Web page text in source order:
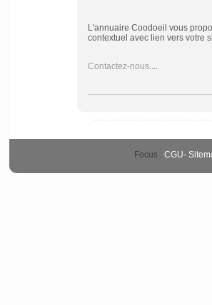
L'annuaire Coodoeil vous
contextuel avec lien vers votre
Contactez-nous....
Focus : CGU-